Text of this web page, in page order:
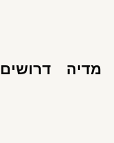
מדיה דרושים